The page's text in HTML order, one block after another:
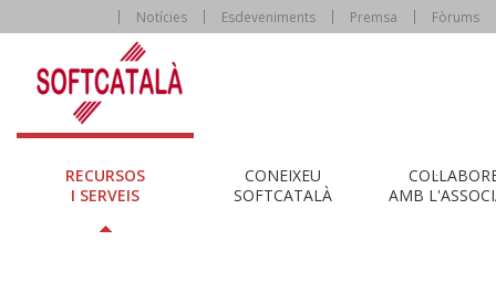
Notícies Esdeveniments Premsa Fòrums
RECURSOS
I SERVEIS
CONEIXEU
SOFTCATALÀ
AMB